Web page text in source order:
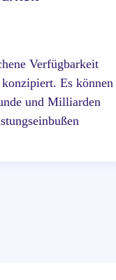
Verfügbarkeit
Es können
und Milliarden